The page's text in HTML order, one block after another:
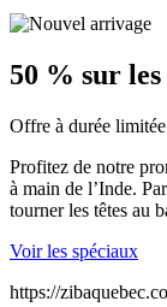
50 % sur les
Offre à durée limitée
Profitez de notre
à main de l’Inde.
tourner les têtes au
Voir les spéciaux
https://